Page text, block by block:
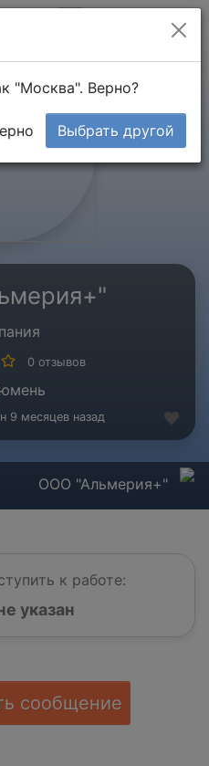
0 отзывов
9 месяцев назад
ООО "Альмерия+"
к работе:
указан
сообщение
"Москва". Верно?
Выбрать другой